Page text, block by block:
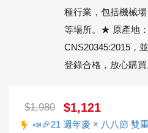
種行業，包括機械
等場所。★ 原產地
CNS20345:2015，
登錄合格，放心購買
$1,980 $1,121
📣🎉21 週年慶 × 八八節 雙